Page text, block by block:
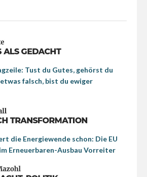
Tust du Gutes, gehörst du
falsch, bist du ewiger
die Energiewende schon: Die EU
Erneuerbaren-Ausbau Vorreiter